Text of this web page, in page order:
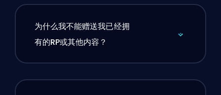
为什么我不能赠送我已经拥
有的RP或其他内容？